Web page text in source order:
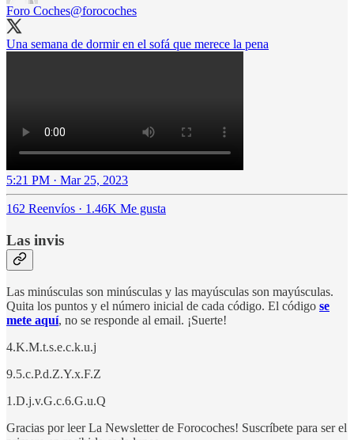
Foro Coches@forocoches
Una semana de dormir en el sofá que merece la pena
5:21 PM · Mar 25, 2023
162 Reenvíos · 1.46K Me gusta
Las invis
Las minúsculas son minúsculas y las mayúsculas son mayúsculas.
Quita los puntos y el número inicial de cada código. El código se
mete aquí, no se responde al email. ¡Suerte!
4.K.M.t.s.e.c.k.u.j
9.5.c.P.d.Z.Y.x.F.Z
1.D.j.v.G.c.6.G.u.Q
Gracias por leer La Newsletter de Forocoches! Suscríbete para ser el